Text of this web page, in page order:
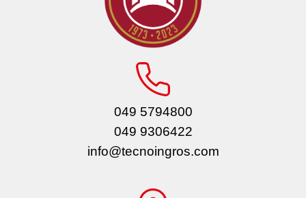
049 5794800
049 9306422
info@tecnoingros.com